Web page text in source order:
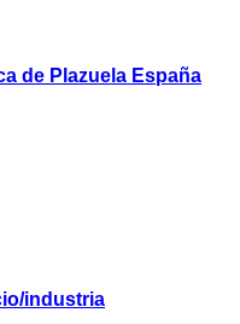
de Plazuela España
industria